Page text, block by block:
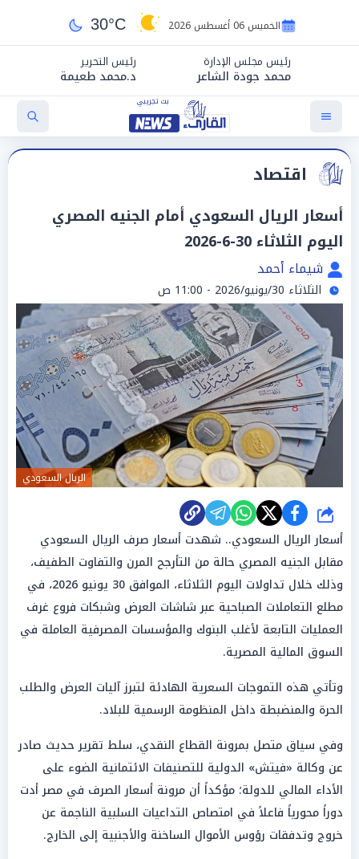
الخميس 06 أغسطس 2026 30°C
رئيس مجلس الإدارة
محمد جودة الشاعر
رئيس التحرير
د.محمد طعيمة
اقتصاد
أسعار الريال السعودي أمام الجنيه المصري
اليوم الثلاثاء 30-6-2026
شيماء أحمد
الثلاثاء 30/يونيو/2026 - 11:00 ص
الريال السعودي
شارك
أسعار الريال السعودي.. شهدت أسعار صرف الريال السعودي
مقابل الجنيه المصري حالة من التأرجح المرن والتفاوت الطفيف،
وذلك خلال تداولات اليوم الثلاثاء، الموافق 30 يونيو 2026، في
مطلع التعاملات الصباحية عبر شاشات العرض وشبكات فروع غرف
العمليات التابعة لأغلب البنوك والمؤسسات المصرفية العاملة في
السوق المالية المصرية.
وتأتي هذه التموجات السعرية الهادئة لتبرز آليات العرض والطلب
الحرة والمنضبطة داخل المنظومة الرسمية للبلاد.
وفي سياق متصل بمرونة القطاع النقدي، سلط تقرير حديث صادر
عن وكالة «فيتش» الدولية للتصنيفات الائتمانية الضوء على
الأداء المالي للدولة؛ مؤكداً أن مرونة أسعار الصرف في مصر أدت
دوراً محورياً فاعلاً في امتصاص التداعيات السلبية الناجمة عن
خروج وتدفقات رؤوس الأموال الساخنة والأجنبية إلى الخارج.